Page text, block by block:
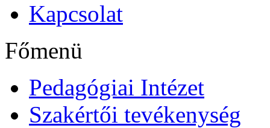
Kapcsolat
Főmenü
Pedagógiai Intézet
Szakértői tevékenység